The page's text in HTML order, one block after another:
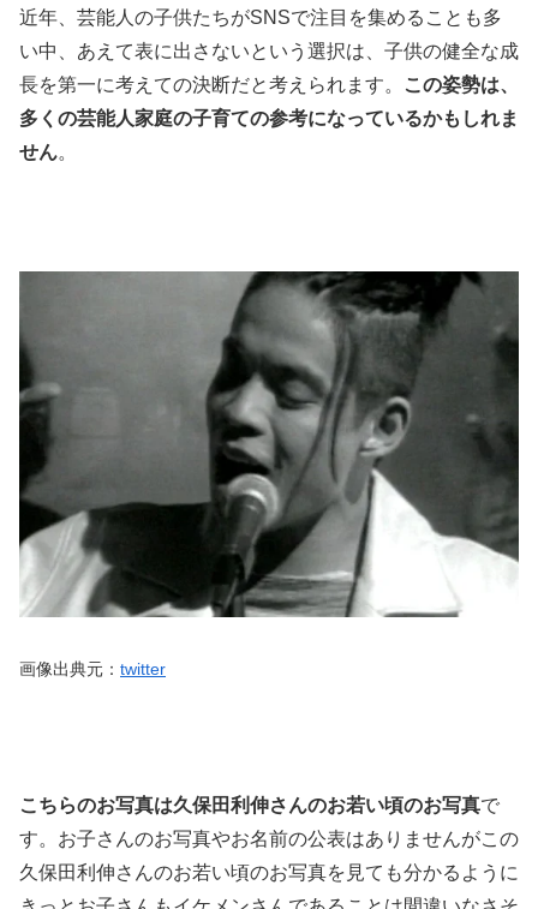
近年、芸能人の子供たちがSNSで注目を集めることも多
い中、あえて表に出さないという選択は、子供の健全な成
長を第一に考えての決断だと考えられます。
この姿勢は、
多くの芸能人家庭の子育ての参考になっているかもしれま
せん。
画像出典元： twitter
こちらのお写真は久保田利伸さんのお若い頃のお写真で
す。お子さんのお写真やお名前の公表はありませんがこの
久保田利伸さんのお若い頃のお写真を見ても分かるように